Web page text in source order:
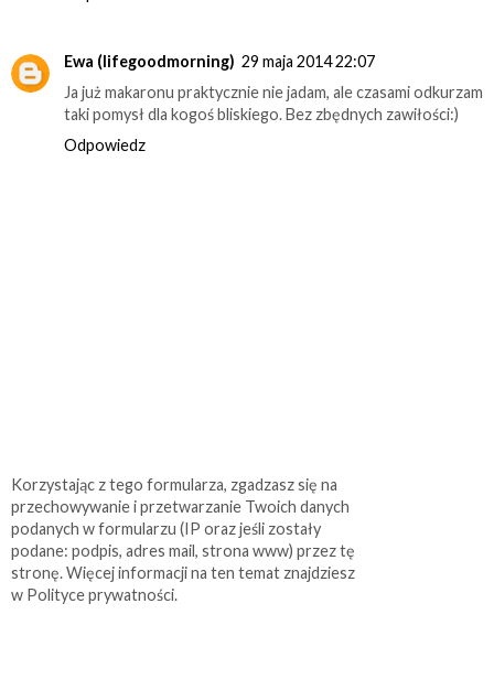
Ewa (lifegoodmorning) 29 maja 2014 22:07
Ja już makaronu praktycznie nie jadam, ale czasami odkurzam
taki pomysł dla kogoś bliskiego. Bez zbędnych zawiłości:)
Odpowiedz
Korzystając z tego formularza, zgadzasz się na
przechowywanie i przetwarzanie Twoich danych
podanych w formularzu (IP oraz jeśli zostały
podane: podpis, adres mail, strona www) przez tę
stronę. Więcej informacji na ten temat znajdziesz
w Polityce prywatności.